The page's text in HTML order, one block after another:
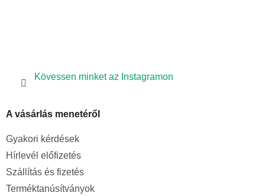
Kövessen minket az Instagramon
A vásárlás menetéről
Gyakori kérdések
Hírlevél előfizetés
Szállítás és fizetés
Terméktanúsítványok